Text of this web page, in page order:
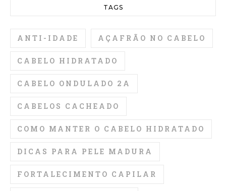
TAGS
ANTI-IDADE AÇAFRÃO NO CABELO
CABELO HIDRATADO
CABELO ONDULADO 2A
CABELOS CACHEADO
COMO MANTER O CABELO HIDRATADO
DICAS PARA PELE MADURA
FORTALECIMENTO CAPILAR